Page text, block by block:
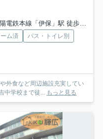
電鉄本線「伊保」駅 徒歩49分
ム済
バス・トイレ別
外食など周辺施設充実してい
中学校まで徒...
もっと見る